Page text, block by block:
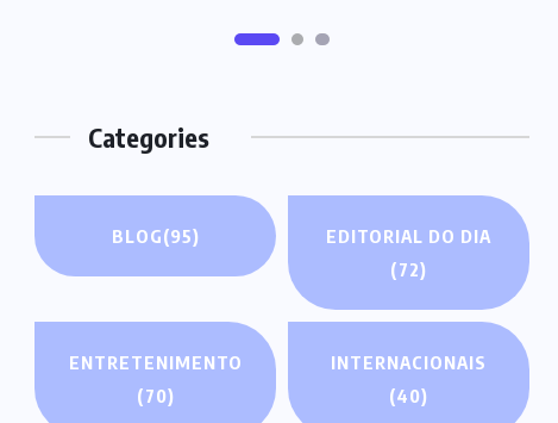
Categories
BLOG(95)
EDITORIAL DO DIA
(72)
ENTRETENIMENTO
(70)
INTERNACIONAIS
(40)